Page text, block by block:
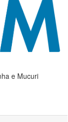
e Mucuri